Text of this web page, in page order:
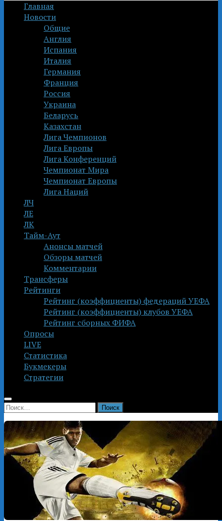
Главная
Новости
Общие
Англия
Испания
Италия
Германия
Франция
Россия
Украина
Беларусь
Казахстан
Лига Чемпионов
Лига Европы
Лига Конференций
Чемпионат Мира
Чемпионат Европы
Лига Наций
ЛЧ
ЛЕ
ЛК
Тайм-Аут
Анонсы матчей
Обзоры матчей
Комментарии
Трансферы
Рейтинги
Рейтинг (коэффициенты) федераций УЕФА
Рейтинг (коэффициенты) клубов УЕФА
Рейтинг сборных ФИФА
Опросы
LIVE
Статистика
Букмекеры
Стратегии
Найти: